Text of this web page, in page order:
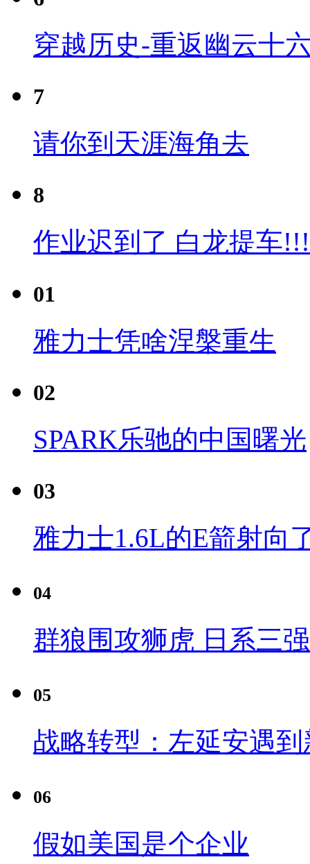
穿越历史-重返幽云十
7
请你到天涯海角去
8
作业迟到了 白龙提车
01
雅力士凭啥涅槃重生
02
SPARK乐驰的中国曙光
03
雅力士1.6L的E箭射向
04
群狼围攻狮虎 日系三
05
战略转型：左延安遇
06
假如美国是个企业